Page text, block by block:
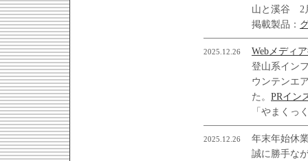
山と溪谷 2
掲載製品：
2025.12.26
Webメディ
登山系イン
ウンテンエ
た。 PRイン
「やまくっ
2025.12.26
年末年始休
誠に勝手な